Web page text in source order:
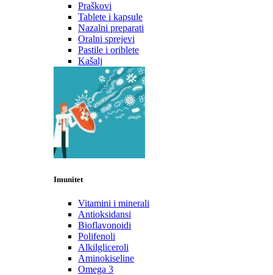
Praškovi
Tablete i kapsule
Nazalni preparati
Oralni sprejevi
Pastile i oriblete
Kašalj
Imunitet
Vitamini i minerali
Antioksidansi
Bioflavonoidi
Polifenoli
Alkilgliceroli
Aminokiseline
Omega 3